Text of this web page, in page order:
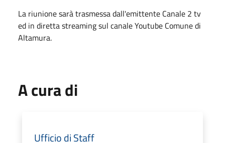
La riunione sarà trasmessa dall'emittente Canale 2 tv
ed in diretta streaming sul canale Youtube Comune di
Altamura.
A cura di
Ufficio di Staff